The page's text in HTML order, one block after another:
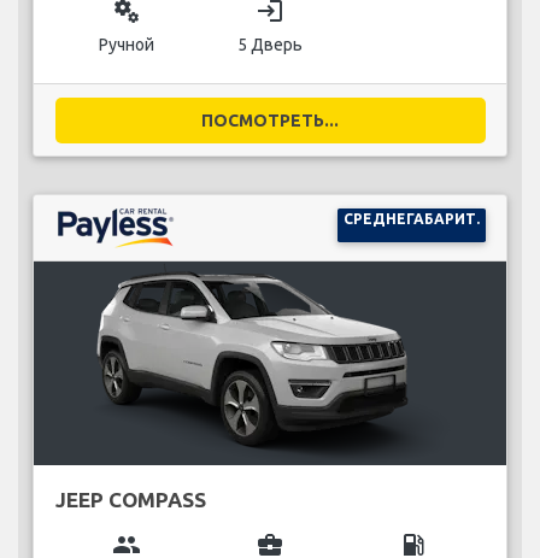
miscellaneous_services
Ручной
login
5 Дверь
ПОСМОТРЕТЬ...
СРЕДНЕГАБАРИТ.
JEEP COMPASS
group business_center local_gas_station